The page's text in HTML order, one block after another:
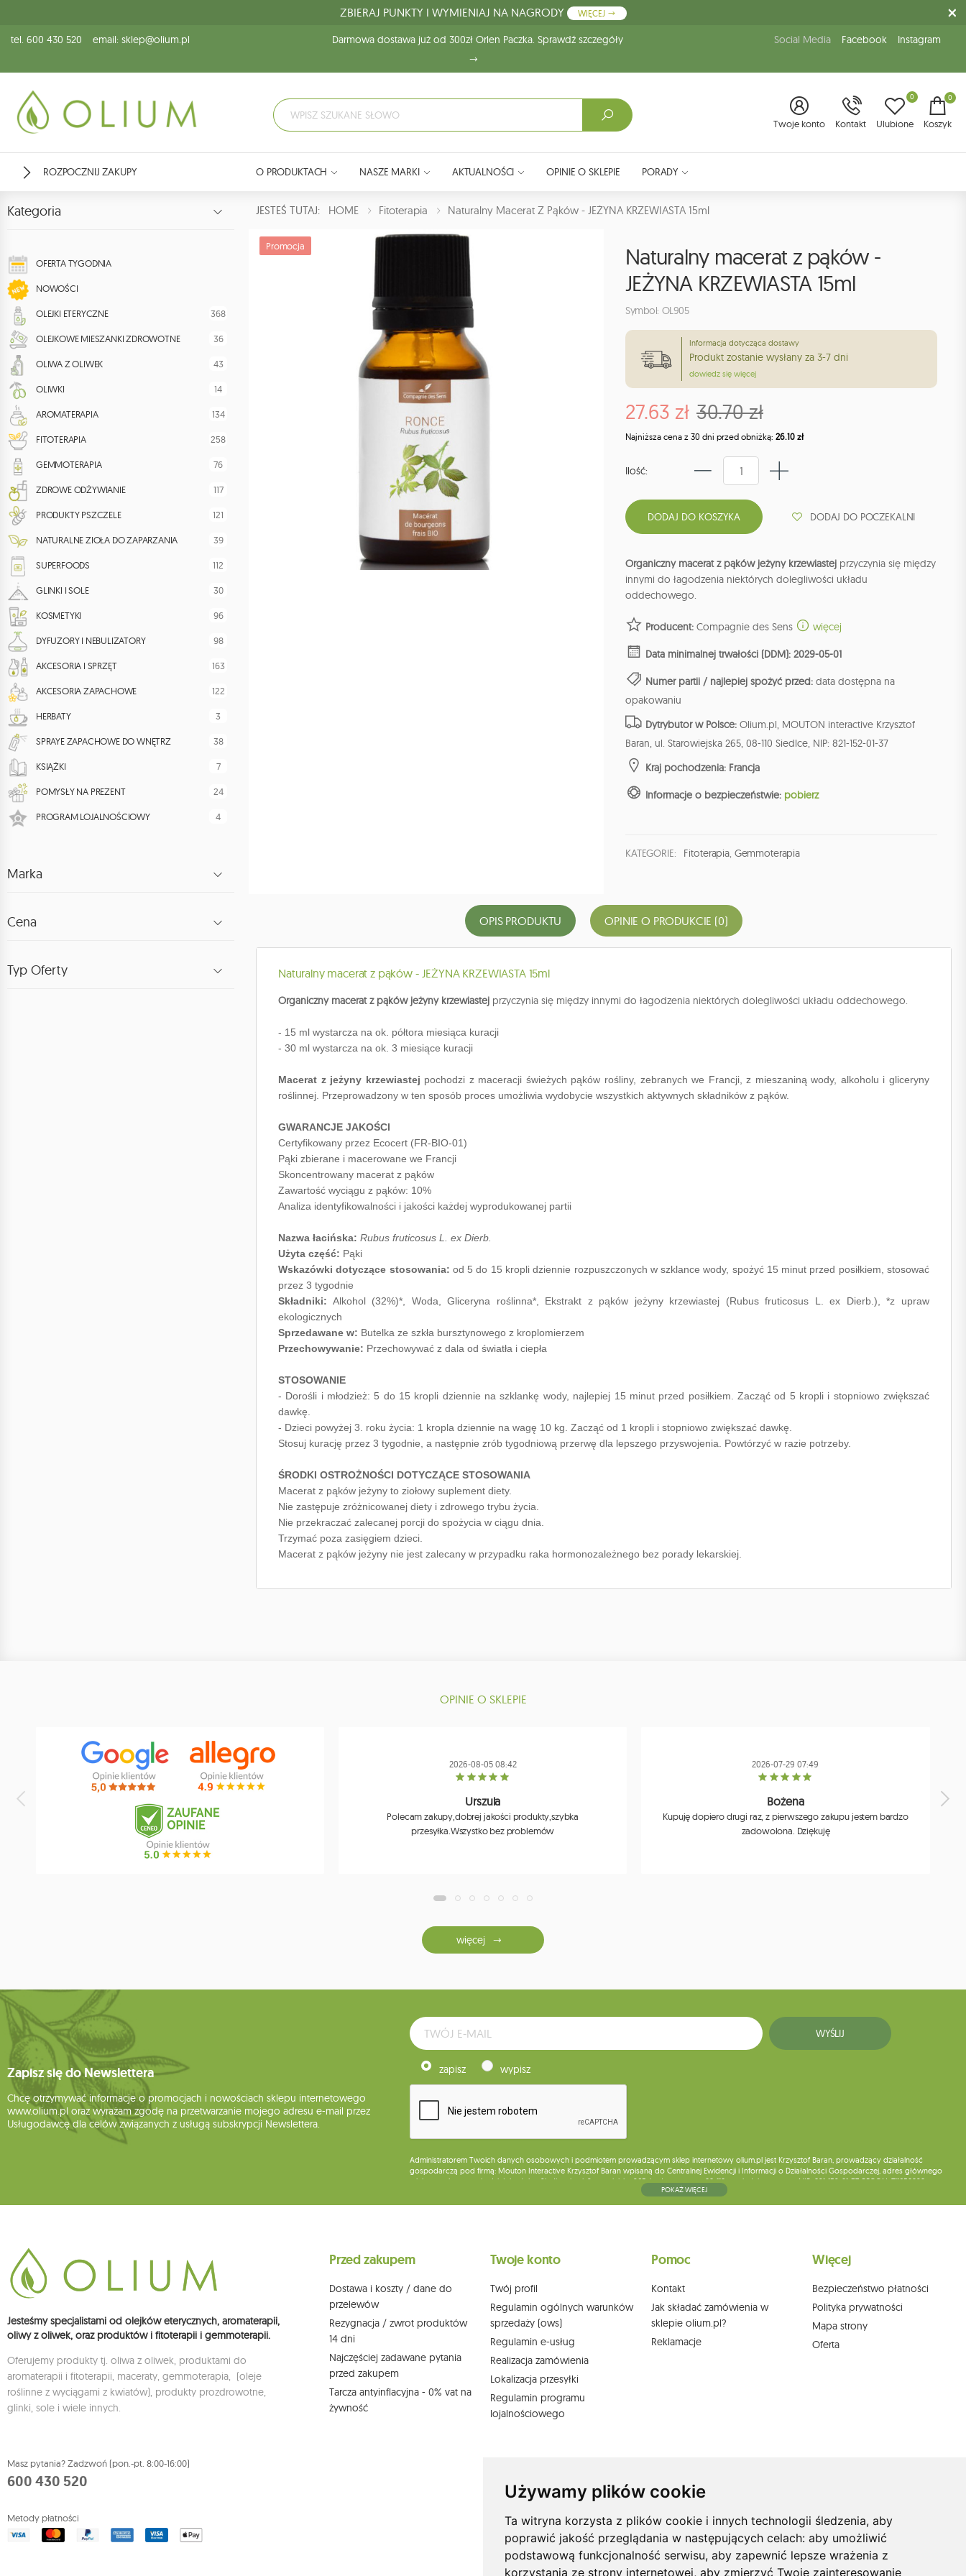
Używamy plików cookie
Ta witryna korzysta z plików cookie i innych technologii śledzenia, aby
poprawić jakość przeglądania w następujących celach: aby umożliwić
podstawową funkcjonalność serwisu, aby zapewnić lepsze wrażenia z
korzystania ze strony internetowej, aby zmierzyć Twoje zainteresowanie
ZBIERAJ PUNKTY I WYMIENIAJ NA NAGRODY WIĘCEJ
tel. 600 430 520 email: sklep@olium.pl Darmowa dostawa już od 300zł Orlen Paczka. Sprawdź szczegóły Social Media Facebook Instagram
Twoje konto Kontakt Ulubione
0 0
Koszyk
ROZPOCZNIJ ZAKUPY O PRODUKTACH NASZE MARKI AKTUALNOŚCI OPINIE O SKLEPIE PORADY
Kategoria
OFERTA TYGODNIA
NOWOŚCI
OLEJKI ETERYCZNE 368
OLEJKOWE MIESZANKI ZDROWOTNE 36
OLIWA Z OLIWEK 43
OLIWKI 14
AROMATERAPIA 134
FITOTERAPIA 258
GEMMOTERAPIA 76
ZDROWE ODŻYWIANIE 117
PRODUKTY PSZCZELE 121
NATURALNE ZIOŁA DO ZAPARZANIA 39
SUPERFOODS 112
GLINKI I SOLE 30
KOSMETYKI 96
DYFUZORY I NEBULIZATORY 98
AKCESORIA I SPRZĘT 163
AKCESORIA ZAPACHOWE 122
HERBATY 3
SPRAYE ZAPACHOWE DO WNĘTRZ 38
KSIĄŻKI 7
POMYSŁY NA PREZENT 24
PROGRAM LOJALNOŚCIOWY 4
Marka
Cena
Typ Oferty
JESTEŚ TUTAJ: HOME Fitoterapia Naturalny Macerat Z Pąków - JEŻYNA KRZEWIASTA 15ml
Promocja
Naturalny macerat z pąków -
JEŻYNA KRZEWIASTA 15ml
Symbol: OL905
Informacja dotycząca dostawy
Produkt zostanie wysłany za 3-7 dni
dowiedz się więcej
27.63 zł 30.70 zł
Najniższa cena z 30 dni przed obniżką: 26.10 zł
Ilość:
DODAJ DO POCZEKALNI
Organiczny macerat z pąków jeżyny krzewiastej przyczynia się między
innymi do łagodzenia niektórych dolegliwości układu
oddechowego.
Producent: Compagnie des Sens więcej
Data minimalnej trwałości (DDM): 2029-05-01
Numer partii / najlepiej spożyć przed: data dostępna na
opakowaniu
Dytrybutor w Polsce: Olium.pl, MOUTON interactive Krzysztof
Baran, ul. Starowiejska 265, 08-110 Siedlce, NIP: 821-152-01-37
Kraj pochodzenia: Francja
Informacje o bezpieczeństwie: pobierz
KATEGORIE: Fitoterapia, Gemmoterapia
OPIS PRODUKTU OPINIE O PRODUKCIE (0)
Naturalny macerat z pąków - JEŻYNA KRZEWIASTA 15ml
Organiczny macerat z pąków jeżyny krzewiastej przyczynia się między innymi do łagodzenia niektórych dolegliwości układu oddechowego.
- 15 ml wystarcza na ok. półtora miesiąca kuracji
- 30 ml wystarcza na ok. 3 miesiące kuracji
Macerat z jeżyny krzewiastej pochodzi z maceracji świeżych pąków rośliny, zebranych we Francji, z mieszaniną wody, alkoholu i gliceryny
roślinnej. Przeprowadzony w ten sposób proces umożliwia wydobycie wszystkich aktywnych składników z pąków.
GWARANCJE JAKOŚCI
Certyfikowany przez Ecocert (FR-BIO-01)
Pąki zbierane i macerowane we Francji
Skoncentrowany macerat z pąków
Zawartość wyciągu z pąków: 10%
Analiza identyfikowalności i jakości każdej wyprodukowanej partii
Nazwa łacińska: Rubus fruticosus L. ex Dierb.
Użyta część: Pąki
Wskazówki dotyczące stosowania: od 5 do 15 kropli dziennie rozpuszczonych w szklance wody, spożyć 15 minut przed posiłkiem, stosować
przez 3 tygodnie
Składniki: Alkohol (32%)*, Woda, Gliceryna roślinna*, Ekstrakt z pąków jeżyny krzewiastej (Rubus fruticosus L. ex Dierb.), *z upraw
ekologicznych
Sprzedawane w: Butelka ze szkła bursztynowego z kroplomierzem
Przechowywanie: Przechowywać z dala od światła i ciepła
STOSOWANIE
- Dorośli i młodzież: 5 do 15 kropli dziennie na szklankę wody, najlepiej 15 minut przed posiłkiem. Zacząć od 5 kropli i stopniowo zwiększać
dawkę.
- Dzieci powyżej 3. roku życia: 1 kropla dziennie na wagę 10 kg. Zacząć od 1 kropli i stopniowo zwiększać dawkę.
Stosuj kurację przez 3 tygodnie, a następnie zrób tygodniową przerwę dla lepszego przyswojenia. Powtórzyć w razie potrzeby.
ŚRODKI OSTROŻNOŚCI DOTYCZĄCE STOSOWANIA
Macerat z pąków jeżyny to ziołowy suplement diety.
Nie zastępuje zróżnicowanej diety i zdrowego trybu życia.
Nie przekraczać zalecanej porcji do spożycia w ciągu dnia.
Trzymać poza zasięgiem dzieci.
Macerat z pąków jeżyny nie jest zalecany w przypadku raka hormonozależnego bez porady lekarskiej.
OPINIE O SKLEPIE
2026-08-05 08:42
Urszula
Polecam zakupy,dobrej jakości produkty,szybka
przesyłka.Wszystko bez problemów
2026-07-29 07:49
Bożena
Kupuję dopiero drugi raz, z pierwszego zakupu jestem bardzo
zadowolona. Dziękuję
więcej
Zapisz się do Newslettera
Chcę otrzymywać informacje o promocjach i nowościach sklepu internetowego
www.olium.pl oraz wyrażam zgodę na przetwarzanie mojego adresu e-mail przez
Usługodawcę dla celów związanych z usługą subskrypcji Newslettera.
WYŚLIJ
zapisz wypisz
Administratorem Twoich danych osobowych i podmiotem prowadzącym sklep internetowy olium.pl jest Krzysztof Baran, prowadzący działalność
gospodarczą pod firmą: Mouton Interactive Krzysztof Baran wpisaną do Centralnej Ewidencji i Informacji o Działalności Gospodarczej, adres głównego
miejsca wykonywania działalności w Siedlcach, ul. Starowiejska 265, kod pocztowy: 08-110, posiadający numer NIP: 821-152-01-37, REGON: 711650928 .
Dane będą przetwarzane w celu wysyłki newslettera i przechowywane do chwili rezygnacji z subskrypcji.
działem obsługi klienta Mouton Interactive pod adresem e-mail lub pisemnie na adres siedziby.
POKAŻ WIĘCEJ
Jesteśmy specjalistami od olejków eterycznych, aromaterapii,
oliwy z oliwek, oraz produktów i fitoterapii i gemmoterapii.
Oferujemy produkty tj. oliwa z oliwek, produktami do
aromaterapii i fitoterapii, maceraty, gemmoterapia, (oleje
roślinne z wyciągami z kwiatów), produkty prozdrowotne,
glinki, sole i wiele innych.
Masz pytania? Zadzwoń (pon.-pt. 8:00-16:00)
600 430 520
Metody płatności
Przed zakupem
Dostawa i koszty / dane do
przelewów
Rezygnacja / zwrot produktów
14 dni
Najczęściej zadawane pytania
przed zakupem
Tarcza antyinflacyjna - 0% vat na
żywność
Twoje konto
Twój profil
Regulamin ogólnych warunków
sprzedaży (ows)
Regulamin e-usług
Realizacja zamówienia
Lokalizacja przesyłki
Regulamin programu
lojalnościowego
Pomoc
Kontakt
Jak składać zamówienia w
sklepie olium.pl?
Reklamacje
Więcej
Bezpieczeństwo płatności
Polityka prywatności
Mapa strony
Oferta